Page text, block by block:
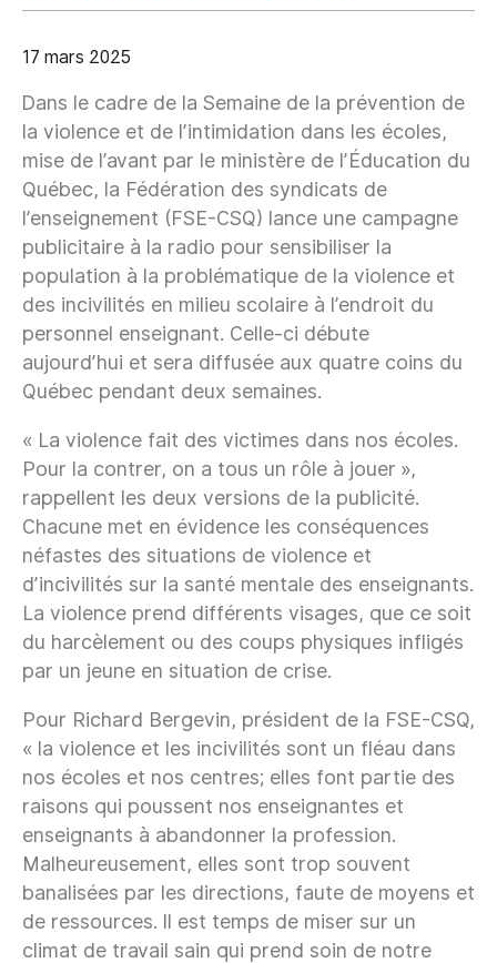
17 mars 2025
Dans le cadre de la Semaine de la prévention de
la violence et de l’intimidation dans les écoles,
mise de l’avant par le ministère de l’Éducation du
Québec, la Fédération des syndicats de
l’enseignement (FSE-CSQ) lance une campagne
publicitaire à la radio pour sensibiliser la
population à la problématique de la violence et
des incivilités en milieu scolaire à l’endroit du
personnel enseignant. Celle-ci débute
aujourd’hui et sera diffusée aux quatre coins du
Québec pendant deux semaines.
« La violence fait des victimes dans nos écoles.
Pour la contrer, on a tous un rôle à jouer »,
rappellent les deux versions de la publicité.
Chacune met en évidence les conséquences
néfastes des situations de violence et
d’incivilités sur la santé mentale des enseignants.
La violence prend différents visages, que ce soit
du harcèlement ou des coups physiques infligés
par un jeune en situation de crise.
Pour Richard Bergevin, président de la FSE-CSQ,
« la violence et les incivilités sont un fléau dans
nos écoles et nos centres; elles font partie des
raisons qui poussent nos enseignantes et
enseignants à abandonner la profession.
Malheureusement, elles sont trop souvent
banalisées par les directions, faute de moyens et
de ressources. Il est temps de miser sur un
climat de travail sain qui prend soin de notre